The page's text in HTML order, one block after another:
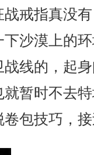
戒指真没
沙漠上的
线的，起
暂时不去
包技巧，